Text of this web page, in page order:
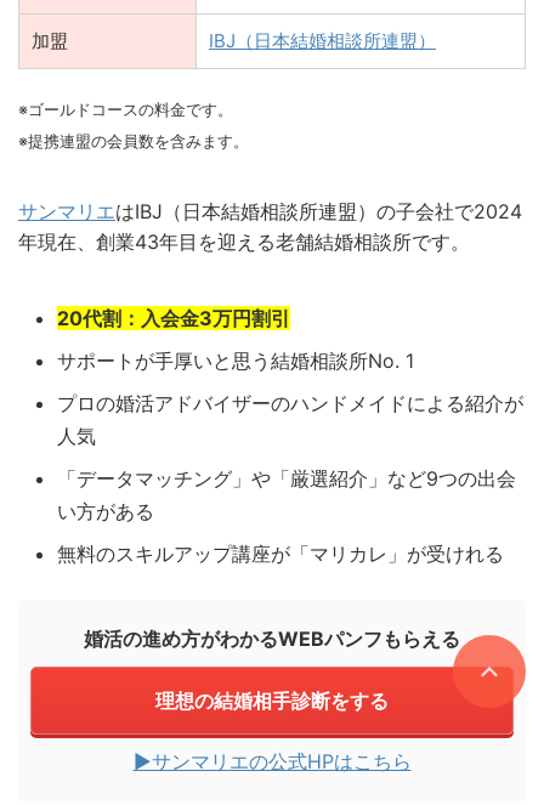
加盟 IBJ（日本結婚相談所連盟）
※ゴールドコースの料金です。
※提携連盟の会員数を含みます。
サンマリエはIBJ（日本結婚相談所連盟）の子会社で2024
年現在、創業43年目を迎える老舗結婚相談所です。
20代割：入会金3万円割引
サポートが手厚いと思う結婚相談所No. 1
プロの婚活アドバイザーのハンドメイドによる紹介が
人気
「データマッチング」や「厳選紹介」など9つの出会
い方がある
無料のスキルアップ講座が「マリカレ」が受けれる
婚活の進め方がわかるWEBパンフもらえる
理想の結婚相手診断をする
▶︎サンマリエの公式HPはこちら